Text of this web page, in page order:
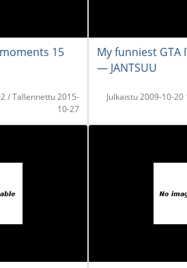
15
/ Tallennettu 2015-
10-27
My funniest GTA
― JANTSUU
Julkaistu 2009-10-